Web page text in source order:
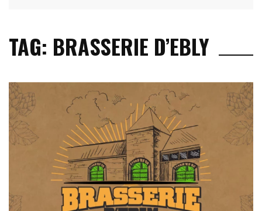
TAG: BRASSERIE D’EBLY